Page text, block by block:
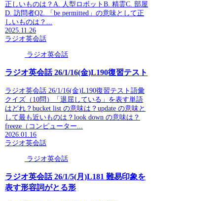
正しいものは？A. 人型ロボットB. 精霊C. 部屋
D. 訪問者Q2. 「be permitted」の意味として正
しいものは？...
2025.11.26
ラジオ英会話
ラジオ英会話
ラジオ英会話 26/1/16(金)L190復習テスト
ラジオ英会話 26/1/16(金)L190復習テスト語彙
クイズ（10問）「退屈している」を表す単語
はどれ？bucket list の意味は？update の意味と
して最も近いものは？look down の意味は？
freeze（コンピューター...
2026.01.16
ラジオ英会話
ラジオ英会話
ラジオ英会話 26/1/5(月)L181 難易印象を
表す形容詞がとる形